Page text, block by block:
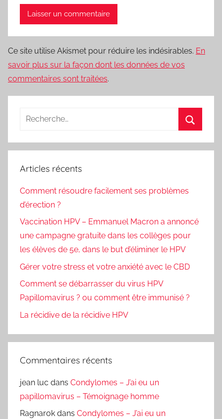
Ce site utilise Akismet pour réduire les indésirables. En
savoir plus sur la façon dont les données de vos
commentaires sont traitées.
Recherche
:
Articles récents
Comment résoudre facilement ses problèmes
d’érection ?
Vaccination HPV – Emmanuel Macron a annoncé
une campagne gratuite dans les collèges pour
les élèves de 5e, dans le but d’éliminer le HPV
Gérer votre stress et votre anxiété avec le CBD
Comment se débarrasser du virus HPV
Papillomavirus ? ou comment être immunisé ?
La récidive de la récidive HPV
Commentaires récents
jean luc dans Condylomes – J’ai eu un
papillomavirus – Témoignage homme
Ragnarok dans Condylomes – J’ai eu un